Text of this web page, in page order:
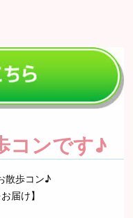
コンです♪
散歩コン♪
届け】